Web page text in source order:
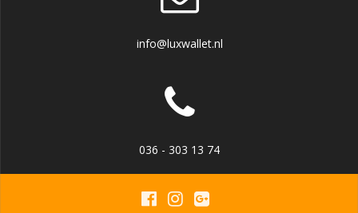
info@luxwallet.nl
036 - 303 13 74